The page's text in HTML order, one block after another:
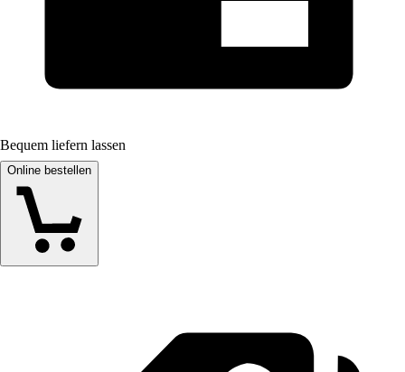
Bequem liefern lassen
Online bestellen